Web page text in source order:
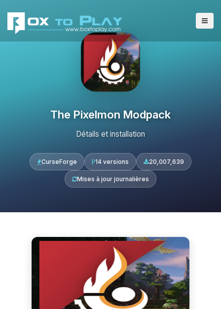
The Pixelmon Modpack
Détails et installation
CurseForge 14 versions 20,007,639
Mises à jour journalières